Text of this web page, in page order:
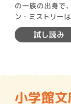
の一族の出身で
ン・ミストリー
事務所…
試し読み
小学館